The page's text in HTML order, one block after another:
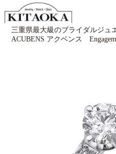
三重県最大級のブライダルジュ
ACUBENS アクベンス